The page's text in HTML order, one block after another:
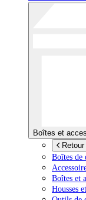
Boîtes et
Boîtes de
Boîtes et
Housses